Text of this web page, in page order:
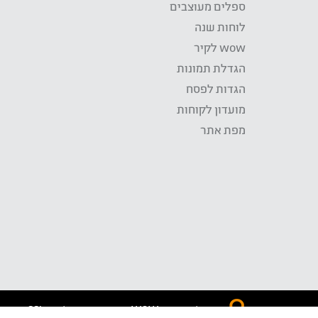
ספלים מעוצבים
לוחות שנה
wow לקיר
הגדלת תמונות
הגדות לפסח
מועדון לקוחות
מפת אתר
התשלום באתר WOW מאובטח בטכנולוגית SSL